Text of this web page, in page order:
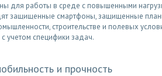
для работы в среде с повышенными
защищенные смартфоны, защищенные
строительстве и полевых
учетом специфики задач.
и прочность